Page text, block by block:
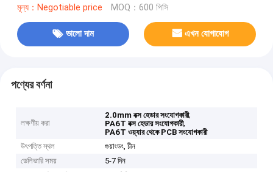
মূল্য：Negotiable price MOQ：600 পিসি
ভালো দাম এখন যোগাযোগ
পণ্যের বর্ণনা
লক্ষণীয় করা
2.0mm বক্স হেডার সংযোগকারী,
PA6T বক্স হেডার সংযোগকারী,
PA6T ওয়্যার থেকে PCB সংযোগকারী
উৎপত্তি স্থল
গুয়াংডং, চীন
ডেলিভারি সময়
5-7 দিন